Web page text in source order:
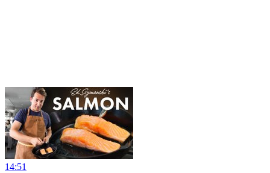
14:51